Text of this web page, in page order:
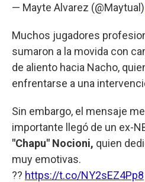
— Mayte Alvarez (@Maytual)
Muchos jugadores
sumaron a la movida con
de aliento hacia Nacho,
enfrentarse a una
Sin embargo, el mensaje
importante llegó de un ex-
"Chapu" Nocioni, quien
muy emotivas.
?? https://t.co/NY2sEZ4Pp8